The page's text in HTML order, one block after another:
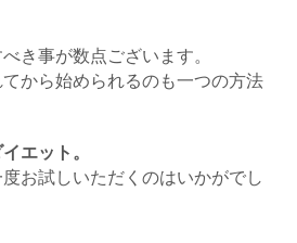
き事が数点ございます。
から始められるのも一つの方法
エット。
お試しいただくのはいかがでし